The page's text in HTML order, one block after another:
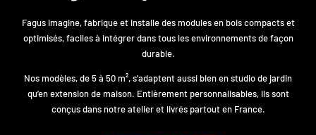
Fagus imagine, fabrique et installe des modules en bois compacts et
optimisés, faciles à intégrer dans tous les environnements de façon
durable.
Nos modèles, de 5 à 50 m², s’adaptent aussi bien en studio de jardin
qu’en extension de maison. Entièrement personnalisables, ils sont
conçus dans notre atelier et livrés partout en France.